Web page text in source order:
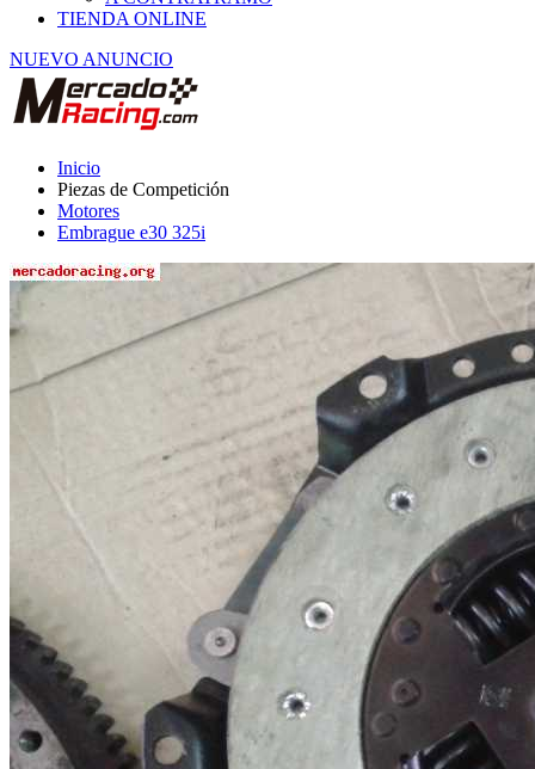
NUEVO ANUNCIO
Piezas de Competición
Motores
Embrague e30 325i